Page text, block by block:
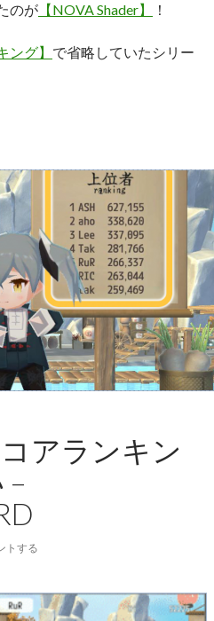
のが 【NOVA Shader】 ！
ング】 で省略していたシリー
に歪みエフェクトをつけたい –
コアランキン
–
トする